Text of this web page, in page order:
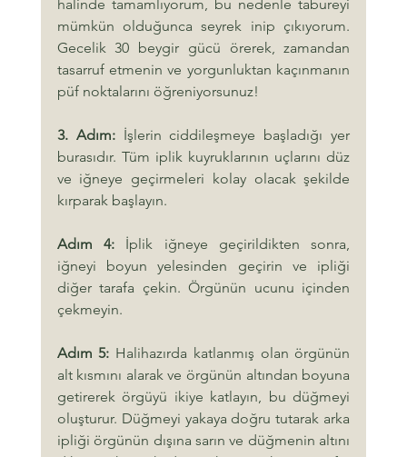
halinde tamamlıyorum, bu nedenle tabureyi
mümkün olduğunca seyrek inip çıkıyorum.
Gecelik 30 beygir gücü örerek, zamandan
tasarruf etmenin ve yorgunluktan kaçınmanın
püf noktalarını öğreniyorsunuz!
3. Adım: İşlerin ciddileşmeye başladığı yer
burasıdır. Tüm iplik kuyruklarının uçlarını düz
ve iğneye geçirmeleri kolay olacak şekilde
kırparak başlayın.
Adım 4: İplik iğneye geçirildikten sonra,
iğneyi boyun yelesinden geçirin ve ipliği
diğer tarafa çekin. Örgünün ucunu içinden
çekmeyin.
Adım 5: Halihazırda katlanmış olan örgünün
alt kısmını alarak ve örgünün altından boyuna
getirerek örgüyü ikiye katlayın, bu düğmeyi
oluşturur. Düğmeyi yakaya doğru tutarak arka
ipliği örgünün dışına sarın ve düğmenin altını